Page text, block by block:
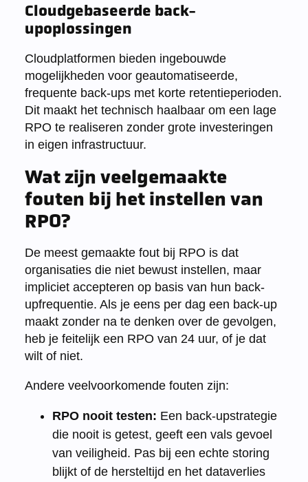
Cloudgebaseerde back-
upoplossingen
Cloudplatformen bieden ingebouwde
mogelijkheden voor geautomatiseerde,
frequente back-ups met korte retentieperioden.
Dit maakt het technisch haalbaar om een lage
RPO te realiseren zonder grote investeringen
in eigen infrastructuur.
Wat zijn veelgemaakte
fouten bij het instellen van
RPO?
De meest gemaakte fout bij RPO is dat
organisaties die niet bewust instellen, maar
impliciet accepteren op basis van hun back-
upfrequentie. Als je eens per dag een back-up
maakt zonder na te denken over de gevolgen,
heb je feitelijk een RPO van 24 uur, of je dat
wilt of niet.
Andere veelvoorkomende fouten zijn:
RPO nooit testen: Een back-upstrategie
die nooit is getest, geeft een vals gevoel
van veiligheid. Pas bij een echte storing
blijkt of de hersteltijd en het dataverlies